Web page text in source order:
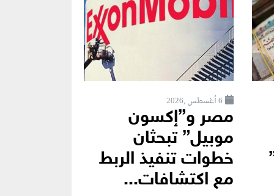
6 أغسطس ,2026
مصر و”إكسون
موبيل” تبحثان
خطوات تنفيذ الربط
مع اكتشافات...